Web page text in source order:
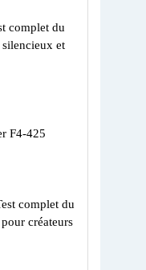
complet du
et
F4-425
complet du
créateurs